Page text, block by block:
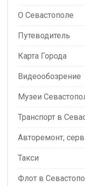
О Севастополе
Путеводитель
Карта Города
Видеообозрение
Музеи
Транспорт в
Авторемонт,
Такси
Флот в